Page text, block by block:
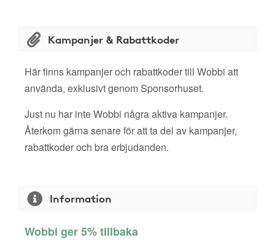
Kampanjer & Rabattkoder
Här finns kampanjer och rabattkoder till Wobbi att
använda, exklusivt genom Sponsorhuset.
Just nu har inte Wobbi några aktiva kampanjer.
Återkom gärna senare för att ta del av kampanjer,
rabattkoder och bra erbjudanden.
Information
Wobbi ger 5% tillbaka